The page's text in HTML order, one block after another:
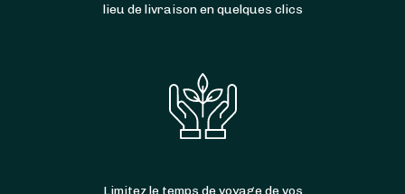
lieu de livraison en quelques clics
Limitez le temps de voyage de vos